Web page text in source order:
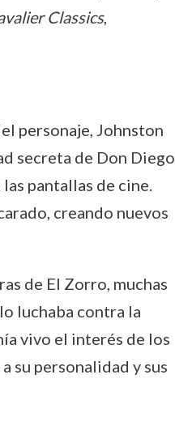
Classics,
personaje, Johnston
secreta de Don Diego
pantallas de cine.
creando nuevos
de El Zorro, muchas
luchaba contra la
vivo el interés de los
su personalidad y sus